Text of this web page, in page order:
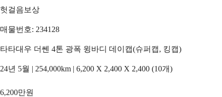
헛걸음보상
매물번호: 234128
타타대우 더쎈 4톤 광폭 윙바디 데이캡(슈퍼캡, 킹캡)
24년 5월 | 254,000km | 6,200 X 2,400 X 2,400 (10개)
6,200만원